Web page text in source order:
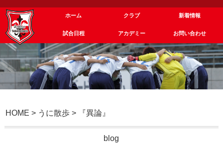
ホーム クラブ 新着情報
試合日程 アカデミー お問い合わせ
HOME > うに散歩 > 『異論』
blog